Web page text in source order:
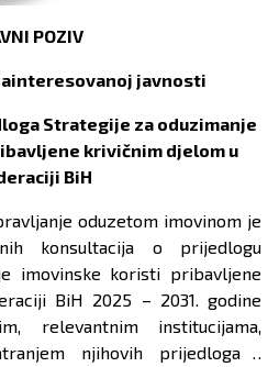
POZIV
javnosti
Strategije za oduzimanje
krivičnim djelom u
BiH
oduzetom imovinom je
konsultacija o prijedlogu
imovinske koristi pribavljene
BiH 2025 – 2031. godine
relevantnim institucijama,
njihovih prijedloga i